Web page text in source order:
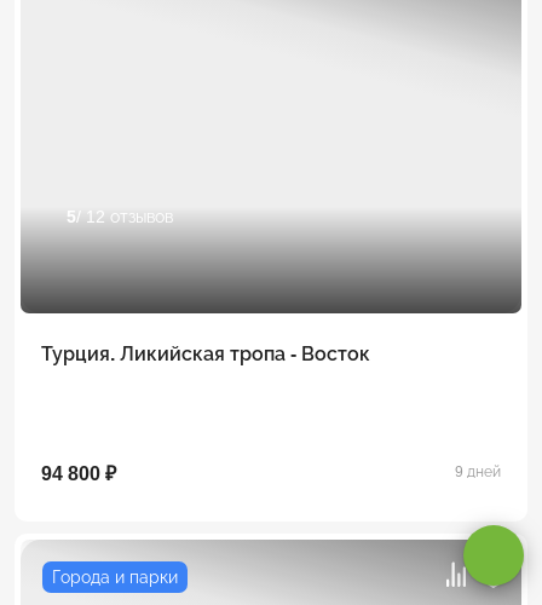
5/ 12 отзывов
Турция. Ликийская тропа - Восток
94 800 ₽ 9 дней
Города и парки
Оставаясь на сайте, вы даете
согласие на обработку cookie и